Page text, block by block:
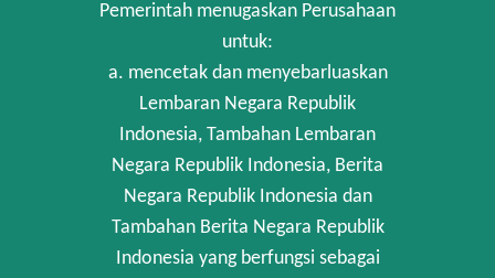
Pemerintah menugaskan Perusahaan
untuk:
a. mencetak dan menyebarluaskan
Lembaran Negara Republik
Indonesia, Tambahan Lembaran
Negara Republik Indonesia, Berita
Negara Republik Indonesia dan
Tambahan Berita Negara Republik
Indonesia yang berfungsi sebagai